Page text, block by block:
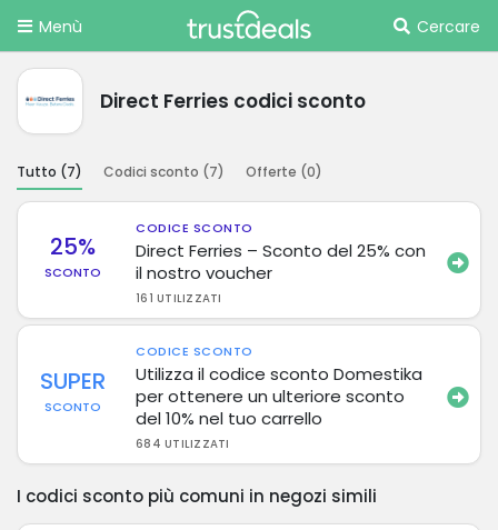
Menù Cercare
Direct Ferries codici sconto
Tutto (7) Codici sconto (7) Offerte (0)
25%
SCONTO
CODICE SCONTO
Direct Ferries – Sconto del 25% con
il nostro voucher
161 UTILIZZATI
SUPER
SCONTO
CODICE SCONTO
Utilizza il codice sconto Domestika
per ottenere un ulteriore sconto
del 10% nel tuo carrello
684 UTILIZZATI
I codici sconto più comuni in negozi simili